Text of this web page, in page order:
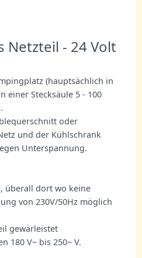
Netzteil - 24 Volt
(hauptsächlich in
einer Stecksäule 5 - 100
oder
und der Kühlschrank
Unterspannung.
überall dort wo keine
von 230V/50Hz möglich
gewärleistet
180 V~ bis 250~ V.